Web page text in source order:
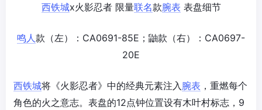
西铁城x火影忍者 限量联名款腕表 表盘细节
鸣人 款（左）：CA0691-85E；鼬款（右）：CA0697-
20E
西铁城将《火影忍者》中的经典元素注入 腕表 ，重燃每个
角色的火之意志。表盘的12点钟位置设有木叶村标志，9